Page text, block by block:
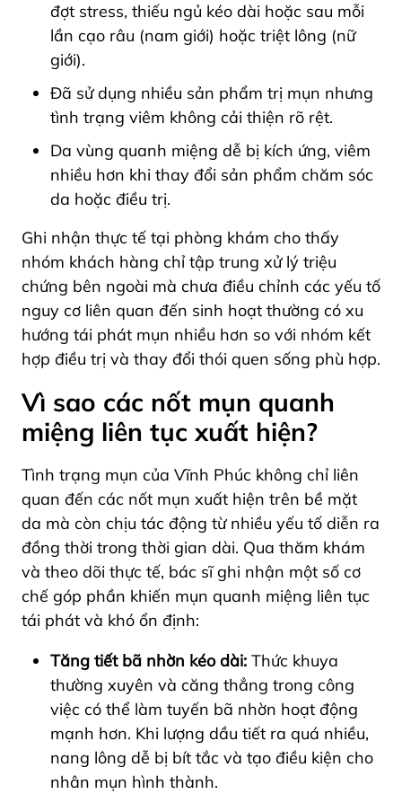
đợt stress, thiếu ngủ kéo dài hoặc sau mỗi
lần cạo râu (nam giới) hoặc triệt lông (nữ
giới).
Đã sử dụng nhiều sản phẩm trị mụn nhưng
tình trạng viêm không cải thiện rõ rệt.
Da vùng quanh miệng dễ bị kích ứng, viêm
nhiều hơn khi thay đổi sản phẩm chăm sóc
da hoặc điều trị.
Ghi nhận thực tế tại phòng khám cho thấy
nhóm khách hàng chỉ tập trung xử lý triệu
chứng bên ngoài mà chưa điều chỉnh các yếu tố
nguy cơ liên quan đến sinh hoạt thường có xu
hướng tái phát mụn nhiều hơn so với nhóm kết
hợp điều trị và thay đổi thói quen sống phù hợp.
Vì sao các nốt mụn quanh
miệng liên tục xuất hiện?
Tình trạng mụn của Vĩnh Phúc không chỉ liên
quan đến các nốt mụn xuất hiện trên bề mặt
da mà còn chịu tác động từ nhiều yếu tố diễn ra
đồng thời trong thời gian dài. Qua thăm khám
và theo dõi thực tế, bác sĩ ghi nhận một số cơ
chế góp phần khiến mụn quanh miệng liên tục
tái phát và khó ổn định:
Tăng tiết bã nhờn kéo dài: Thức khuya
thường xuyên và căng thẳng trong công
việc có thể làm tuyến bã nhờn hoạt động
mạnh hơn. Khi lượng dầu tiết ra quá nhiều,
nang lông dễ bị bít tắc và tạo điều kiện cho
nhân mụn hình thành.